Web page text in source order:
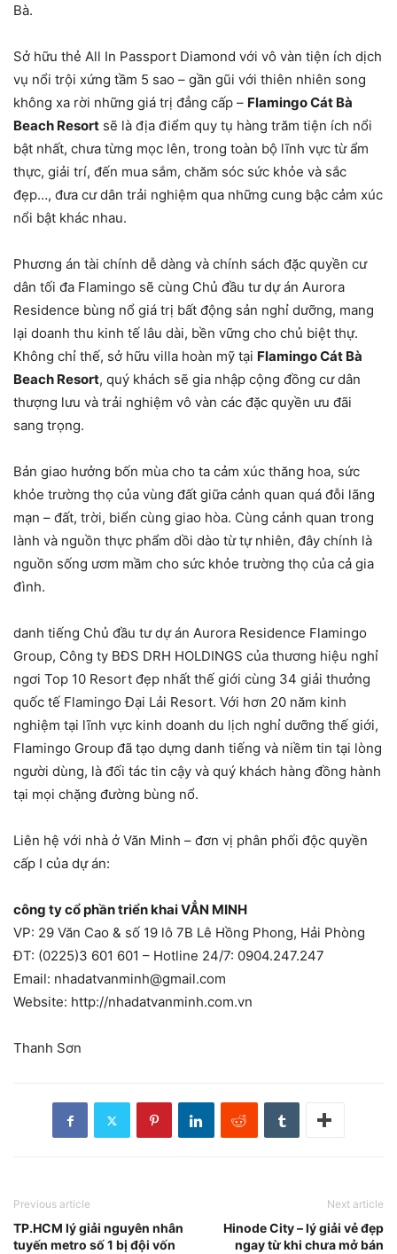
Bà.
Sở hữu thẻ All In Passport Diamond với vô vàn tiện ích dịch
vụ nổi trội xứng tầm 5 sao – gần gũi với thiên nhiên song
không xa rời những giá trị đẳng cấp – Flamingo Cát Bà
Beach Resort sẽ là địa điểm quy tụ hàng trăm tiện ích nổi
bật nhất, chưa từng mọc lên, trong toàn bộ lĩnh vực từ ẩm
thực, giải trí, đến mua sắm, chăm sóc sức khỏe và sắc
đẹp…, đưa cư dân trải nghiệm qua những cung bậc cảm xúc
nổi bật khác nhau.
Phương án tài chính dễ dàng và chính sách đặc quyền cư
dân tối đa Flamingo sẽ cùng Chủ đầu tư dự án Aurora
Residence bùng nổ giá trị bất động sản nghỉ dưỡng, mang
lại doanh thu kinh tế lâu dài, bền vững cho chủ biệt thự.
Không chỉ thế, sở hữu villa hoàn mỹ tại Flamingo Cát Bà
Beach Resort, quý khách sẽ gia nhập cộng đồng cư dân
thượng lưu và trải nghiệm vô vàn các đặc quyền ưu đãi
sang trọng.
Bản giao hưởng bốn mùa cho ta cảm xúc thăng hoa, sức
khỏe trường thọ của vùng đất giữa cảnh quan quá đỗi lãng
mạn – đất, trời, biển cùng giao hòa. Cùng cảnh quan trong
lành và nguồn thực phẩm dồi dào từtự nhiên, đây chính là
nguồn sống ươm mầm cho sức khỏe trường thọ của cả gia
đình.
danh tiếng Chủ đầu tư dự án Aurora Residence Flamingo
Group, Công ty BĐS DRH HOLDINGS của thương hiệu nghỉ
ngơi Top 10 Resort đẹp nhất thế giới cùng 34 giải thưởng
quốc tế Flamingo Đại Lải Resort. Với hơn 20 năm kinh
nghiệm tại lĩnh vực kinh doanh du lịch nghỉ dưỡng thế giới,
Flamingo Group đã tạo dựng danh tiếng và niềm tin tại lòng
người dùng, là đối tác tin cậy và quý khách hàng đồng hành
tại mọi chặng đường bùng nổ.
Liên hệ với nhà ở Văn Minh – đơn vị phân phối độc quyền
cấp I của dự án:
công ty cổ phầntriển khaiVẲN MINH
VP: 29 Văn Cao & số 19 lô 7B Lê Hồng Phong, Hải Phòng
ĐT: (0225)3 601 601 – Hotline 24/7: 0904.247.247
Email: nhadatvanminh@gmail.com
Website: http://nhadatvanminh.com.vn
Thanh Sơn
Previous article
TP.HCM lý giải nguyên nhân
tuyến metro số 1 bị đội vốn
Next article
Hinode City – lý giải vẻ đẹp
ngay từ khi chưa mở bán